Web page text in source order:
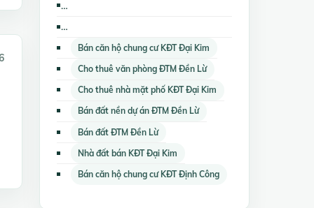
Bán căn hộ chung cư KĐT Đại Kim
Cho thuê văn phòng ĐTM Đền Lừ
Cho thuê nhà mặt phố KĐT Đại Kim
Bán đất nền dự án ĐTM Đền Lừ
Bán đất ĐTM Đền Lừ
Nhà đất bán KĐT Đại Kim
Bán căn hộ chung cư KĐT Định Công